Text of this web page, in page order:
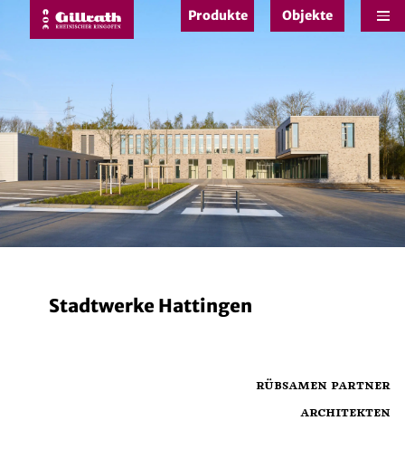
Produkte Objekte
Stadtwerke Hattingen
rübsamen partner
architekten